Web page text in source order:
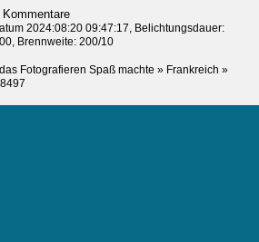
2024:08:20 09:47:17, Belichtungsdauer:
Brennweite: 200/10
Fotografieren Spaß machte » Frankreich »